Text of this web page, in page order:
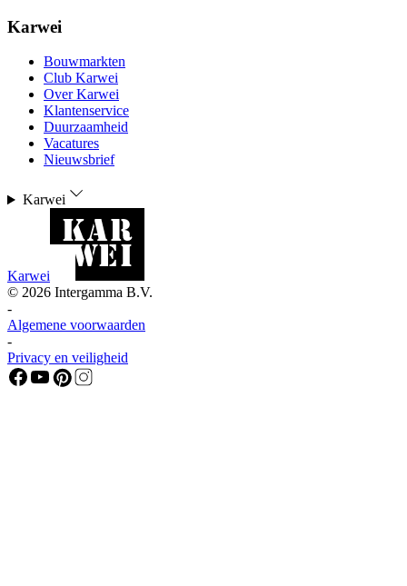
Karwei
Bouwmarkten
Club Karwei
Over Karwei
Klantenservice
Duurzaamheid
Vacatures
Nieuwsbrief
Karwei
Karwei
© 2026 Intergamma B.V.
-
Algemene voorwaarden
-
Privacy en veiligheid